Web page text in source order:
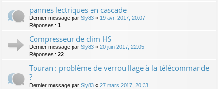
pannes lectriques en cascade
Dernier message par Sly83 « 19 avr. 2017, 20:07
Réponses : 1
Compresseur de clim HS
Dernier message par Sly83 « 20 juin 2017, 22:05
Réponses : 22
Touran : problème de verrouillage à la télécommande
?
Dernier message par Sly83 « 27 mars 2017, 20:33